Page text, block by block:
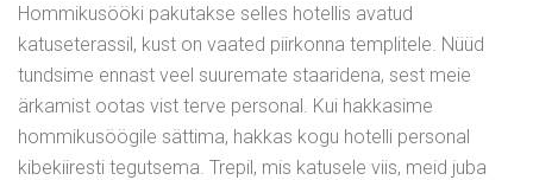
Hommikusööki pakutakse selles hotellis avatud
katuseterassil, kust on vaated piirkonna templitele. Nüüd
tundsime ennast veel suuremate staaridena, sest meie
ärkamist ootas vist terve personal. Kui hakkasime
hommikusöögile sättima, hakkas kogu hotelli personal
kibekiiresti tegutsema. Trepil, mis katusele viis, meid juba